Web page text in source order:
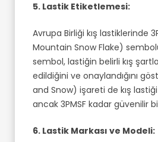
5. Lastik Etiketlemesi:
Avrupa Birliği kış lastiklerinde
Mountain Snow Flake)
sembol, lastiğin belirli kış
edildiğini ve onaylandığını
and Snow) işareti de kış
ancak 3PMSF kadar güvenilir
6. Lastik Markası ve Modeli: